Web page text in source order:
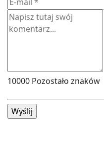
10000 Pozostało znaków
Wyślij